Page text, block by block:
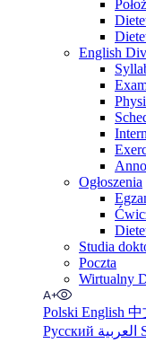
English
Ogłoszenia
Studia
Poczta
Wirtualny
Polski English 中
Русский